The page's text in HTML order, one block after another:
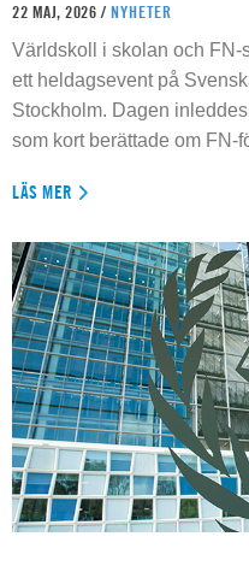
22 MAJ, 2026 / NYHETER
Världskoll i skolan och FN-
ett heldagsevent på
Stockholm. Dagen
som kort berättade om FN-
LÄS MER